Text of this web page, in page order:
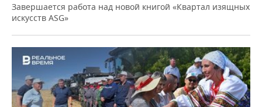
Завершается работа над новой книгой «Квартал изящных
искусств ASG»